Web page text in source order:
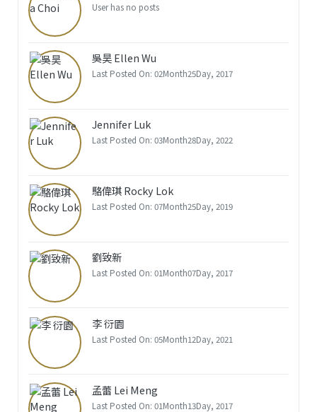
User has no posts
吳昊 Ellen Wu
Last Posted On: 02Month25Day, 2017
Jennifer Luk
Last Posted On: 03Month28Day, 2022
駱偉琪 Rocky Lok
Last Posted On: 07Month25Day, 2019
劉致新
Last Posted On: 01Month07Day, 2017
李 衍園
Last Posted On: 05Month12Day, 2021
孟蕾 Lei Meng
Last Posted On: 01Month13Day, 2017